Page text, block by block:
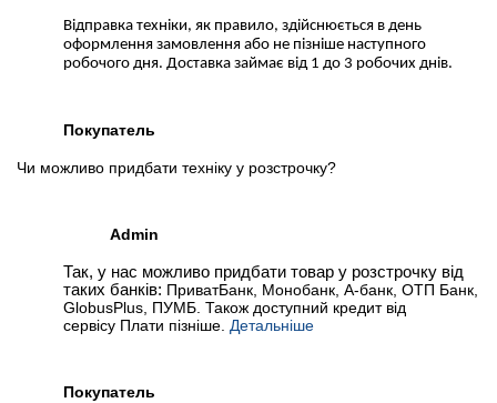
Відправка техніки, як правило, здійснюється в день
оформлення замовлення або не пізніше наступного
робочого дня. Доставка займає від 1 до 3 робочих днів.
Покупатель
Чи можливо придбати техніку у розстрочку?
Admin
Так, у нас можливо придбати товар у розстрочку від
таких банків: ПриватБанк, Монобанк, А-банк, ОТП Банк,
GlobusPlus, ПУМБ. Також доступний кредит від
сервісу Плати пізніше. Детальніше
Покупатель